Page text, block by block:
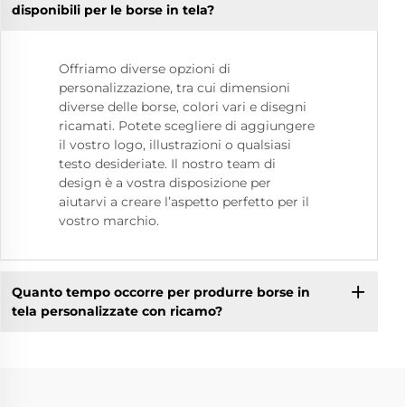
disponibili per le borse in tela?
Offriamo diverse opzioni di
personalizzazione, tra cui dimensioni
diverse delle borse, colori vari e disegni
ricamati. Potete scegliere di aggiungere
il vostro logo, illustrazioni o qualsiasi
testo desideriate. Il nostro team di
design è a vostra disposizione per
aiutarvi a creare l’aspetto perfetto per il
vostro marchio.
Quanto tempo occorre per produrre borse in
tela personalizzate con ricamo?